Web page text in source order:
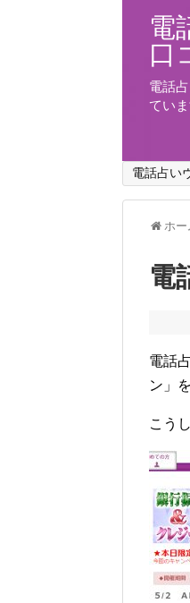
電
口
電話
てい
電話占い
ホー
電
電話
ン」
こう